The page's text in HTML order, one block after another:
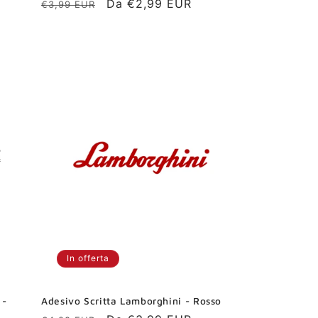
Prezzo
€3,99 EUR
Prezzo
Da €2,99 EUR
-
In offerta
Adesivo Scritta Lamborghini - Rosso